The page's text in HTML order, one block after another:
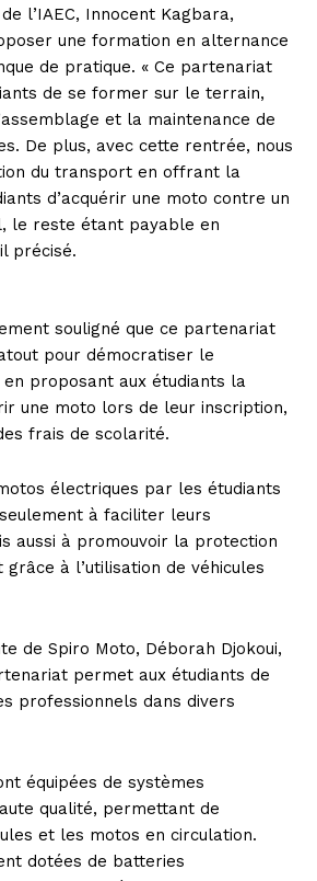
l’IAEC, Innocent Kagbara,
une formation en alternance
de pratique. « Ce partenariat
de se former sur le terrain,
et la maintenance de
De plus, avec cette rentrée, nous
du transport en offrant la
d’acquérir une moto contre un
le reste étant payable en
précisé.
souligné que ce partenariat
pour démocratiser le
proposant aux étudiants la
une moto lors de leur inscription,
frais de scolarité.
électriques par les étudiants
à faciliter leurs
aussi à promouvoir la protection
grâce à l’utilisation de véhicules
de Spiro Moto, Déborah Djokoui,
permet aux étudiants de
professionnels dans divers
équipées de systèmes
qualité, permettant de
et les motos en circulation.
dotées de batteries